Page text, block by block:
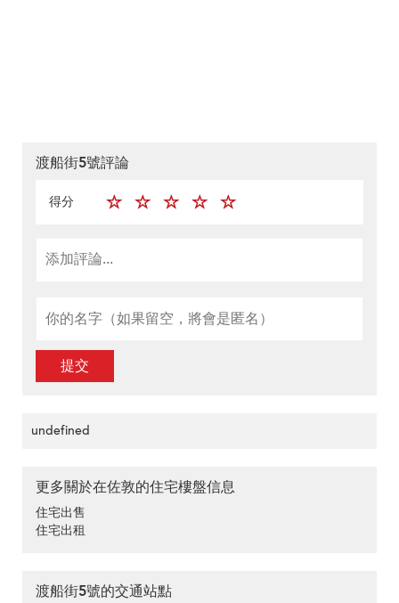
渡船街5號評論
得分
提交
undefined
更多關於在佐敦的住宅樓盤信息
住宅出售
住宅出租
渡船街5號的交通站點